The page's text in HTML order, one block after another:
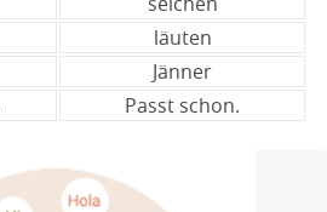
läuten
Jänner
Passt schon.